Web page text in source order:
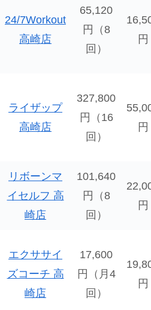
24/7Workout
高崎店
65,120
円（8
回）
円
ライザップ
高崎店
327,800
円（16
回）
円
リボーンマ
イセルフ 高
崎店
101,640
円（8
回）
円
エクササイ
ズコーチ 高
崎店
17,600
円（月4
回）
円